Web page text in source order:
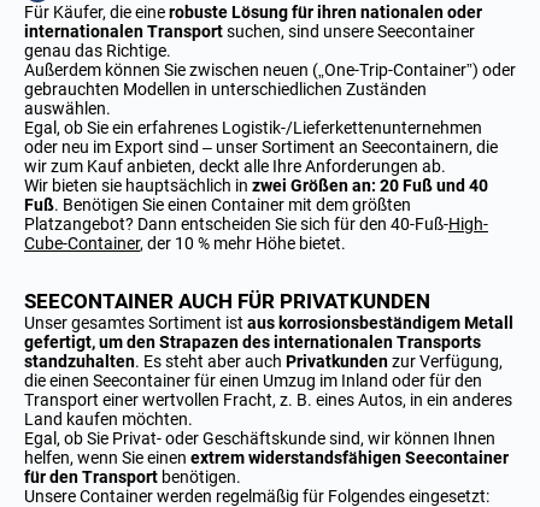
Für Käufer, die einerobuste Lösung für ihren nationalen oder
internationalen Transportsuchen, sind unsere Seecontainer
genau das Richtige.
Außerdem können Sie zwischen neuen („One-Trip-Container”) oder
gebrauchten Modellen in unterschiedlichen Zuständen
auswählen.
Egal, ob Sie ein erfahrenes Logistik-/Lieferkettenunternehmen
oder neu im Export sind – unser Sortiment an Seecontainern, die
wir zum Kauf anbieten, deckt alle Ihre Anforderungen ab.
Wir bieten sie hauptsächlich in zwei Größen an: 20 Fuß und 40
Fuß. Benötigen Sie einen Container mit dem größten
Platzangebot? Dann entscheiden Sie sich für den 40-Fuß-High-
Cube-Container, der 10 % mehr Höhe bietet.
SEECONTAINER AUCH FÜR PRIVATKUNDEN
Unser gesamtes Sortiment ist aus korrosionsbeständigem Metall
gefertigt, um den Strapazen des internationalen Transports
standzuhalten. Es steht aber auch Privatkundenzur Verfügung,
dieeinen Seecontainer für einen Umzug im Inland oder für den
Transport einer wertvollen Fracht, z. B. eines Autos, in ein anderes
Land kaufen möchten.
Egal, ob Sie Privat- oder Geschäftskunde sind, wir können Ihnen
helfen, wenn Sie einen extrem widerstandsfähigen Seecontainer
für den Transport benötigen.
Unsere Container werden regelmäßig für Folgendes eingesetzt: